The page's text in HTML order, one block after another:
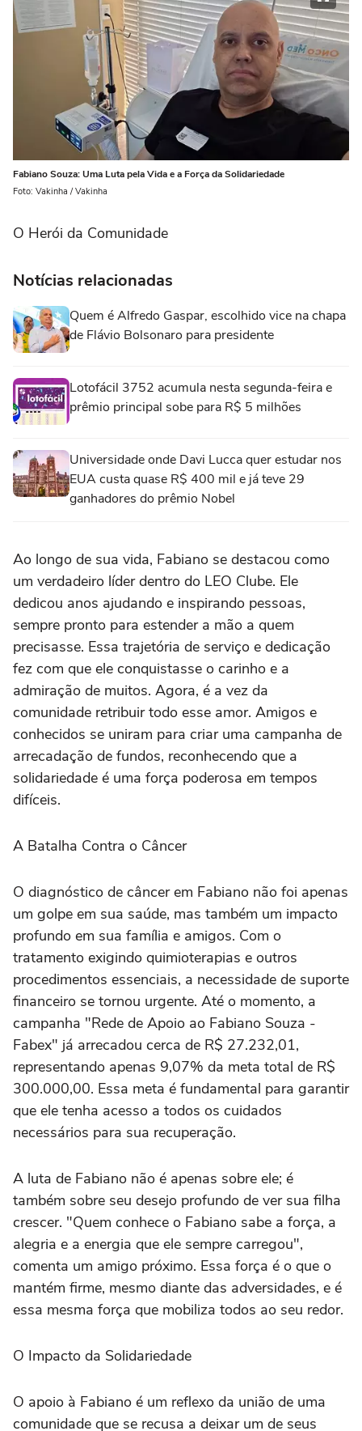
Fabiano Souza: Uma Luta pela Vida e a Força da Solidariedade
Foto: Vakinha / Vakinha
O Herói da Comunidade
Notícias relacionadas
Quem é Alfredo Gaspar, escolhido vice na chapa
de Flávio Bolsonaro para presidente
Lotofácil 3752 acumula nesta segunda-feira e
prêmio principal sobe para R$ 5 milhões
Universidade onde Davi Lucca quer estudar nos
EUA custa quase R$ 400 mil e já teve 29
ganhadores do prêmio Nobel
Ao longo de sua vida, Fabiano se destacou como
um verdadeiro líder dentro do LEO Clube. Ele
dedicou anos ajudando e inspirando pessoas,
sempre pronto para estender a mão a quem
precisasse. Essa trajetória de serviço e dedicação
fez com que ele conquistasse o carinho e a
admiração de muitos. Agora, é a vez da
comunidade retribuir todo esse amor. Amigos e
conhecidos se uniram para criar uma campanha de
arrecadação de fundos, reconhecendo que a
solidariedade é uma força poderosa em tempos
difíceis.
A Batalha Contra o Câncer
O diagnóstico de câncer em Fabiano não foi apenas
um golpe em sua saúde, mas também um impacto
profundo em sua família e amigos. Com o
tratamento exigindo quimioterapias e outros
procedimentos essenciais, a necessidade de suporte
financeiro se tornou urgente. Até o momento, a
campanha "Rede de Apoio ao Fabiano Souza -
Fabex" já arrecadou cerca de R$ 27.232,01,
representando apenas 9,07% da meta total de R$
300.000,00. Essa meta é fundamental para garantir
que ele tenha acesso a todos os cuidados
necessários para sua recuperação.
A luta de Fabiano não é apenas sobre ele; é
também sobre seu desejo profundo de ver sua filha
crescer. "Quem conhece o Fabiano sabe a força, a
alegria e a energia que ele sempre carregou",
comenta um amigo próximo. Essa força é o que o
mantém firme, mesmo diante das adversidades, e é
essa mesma força que mobiliza todos ao seu redor.
O Impacto da Solidariedade
O apoio à Fabiano é um reflexo da união de uma
comunidade que se recusa a deixar um de seus